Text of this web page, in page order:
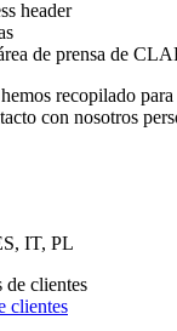
de prensa de
recopilado
con nosotros
IT, PL
clientes